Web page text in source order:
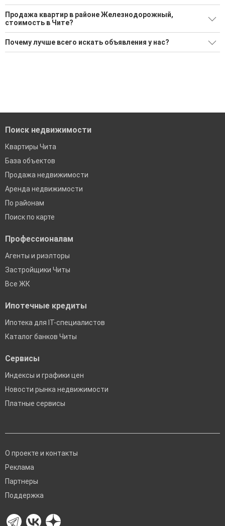
Поможем Купить квартиру в районе Железнодорожный?
2 актуальных и проверенных объявления
Воспользуйтесь нашим поиском по новостройкам, для
подбора подходящего вам варианта
Продажа квартир в районе Железнодорожный,
стоимость в Чите?
Минимальная цена: 1 800 000 Р. Максимальная цена: 6 690
000 Р; Средняя: 4 245 000 Р
Почему лучше всего искать объявления у нас?
Поиск недвижимости
Квартиры Чита
База объектов
Продажа недвижимости
Аренда недвижимости
По районам
Поиск по карте
Профессионалам
Агенты и риэлторы
Застройщики Читы
Все ЖК
Ипотечные кредиты
Ипотека для IT-специалистов
Каталог банков Читы
Сервисы
Индексы и графики цен
Новости рынка недвижимости
Платные сервисы
О проекте и контакты
Реклама
Партнеры
Поддержка